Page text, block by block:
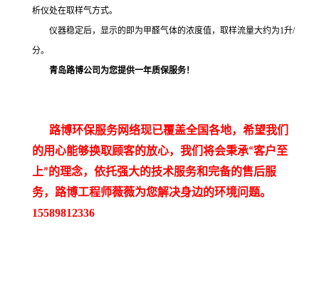
析仪处在取样气方式。
仪器稳定后，显示的即为甲醛气体的浓度值，取样流量大约为1升/
分。
青岛路博公司为您提供一年质保服务！
路博环保服务网络现已覆盖全国各地，希望我们
的用心能够换取顾客的放心，我们将会秉承“客户至
上” 的理念，依托强大的技术服务和完备的售后服
务，路博工程师薇薇为您解决身边的环境问题。
15589812336